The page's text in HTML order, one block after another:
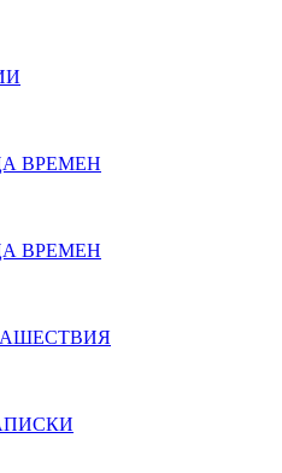
ВРЕМЕН
ВРЕМЕН